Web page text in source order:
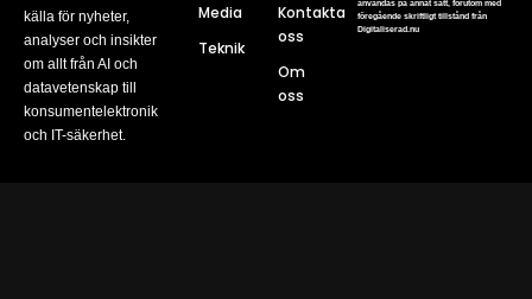
källa för nyheter,
analyser och insikter
om allt från AI och
datavetenskap till
konsumentelektronik
och IT-säkerhet.
Media
Teknik
Kontakta
oss
Om
oss
användas på annat sätt, förutom med
föregående skriftligt tillstånd från
Digitaliserad.nu